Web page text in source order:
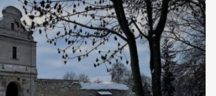
різьбити заново. Крім того, двері на Франка,